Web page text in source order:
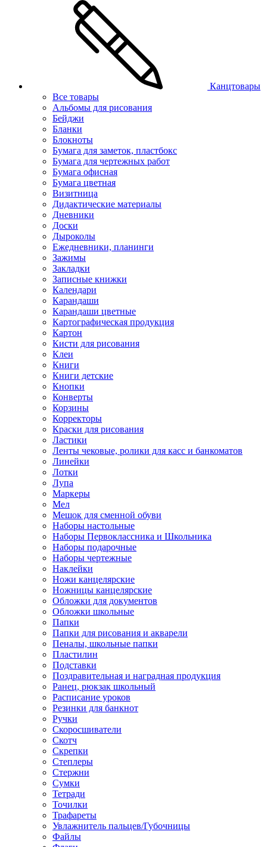
Канцтовары
Все товары
Альбомы для рисования
Бейджи
Бланки
Блокноты
Бумага для заметок, пластбокс
Бумага для чертежных работ
Бумага офисная
Бумага цветная
Визитница
Дидактические материалы
Дневники
Доски
Дыроколы
Ежедневники, планинги
Зажимы
Закладки
Записные книжки
Календари
Карандаши
Карандаши цветные
Картографическая продукция
Картон
Кисти для рисования
Клеи
Книги
Книги детские
Кнопки
Конверты
Корзины
Корректоры
Краски для рисования
Ластики
Ленты чековые, ролики для касс и банкоматов
Линейки
Лотки
Лупа
Маркеры
Мел
Мешок для сменной обуви
Наборы настольные
Наборы Первоклассника и Школьника
Наборы подарочные
Наборы чертежные
Наклейки
Ножи канцелярские
Ножницы канцелярские
Обложки для документов
Обложки школьные
Папки
Папки для рисования и акварели
Пеналы, школьные папки
Пластилин
Подставки
Поздравительная и наградная продукция
Ранец, рюкзак школьный
Расписание уроков
Резинки для банкнот
Ручки
Скоросшиватели
Скотч
Скрепки
Степлеры
Стержни
Сумки
Тетради
Точилки
Трафареты
Увлажнитель пальцев/Губочницы
Файлы